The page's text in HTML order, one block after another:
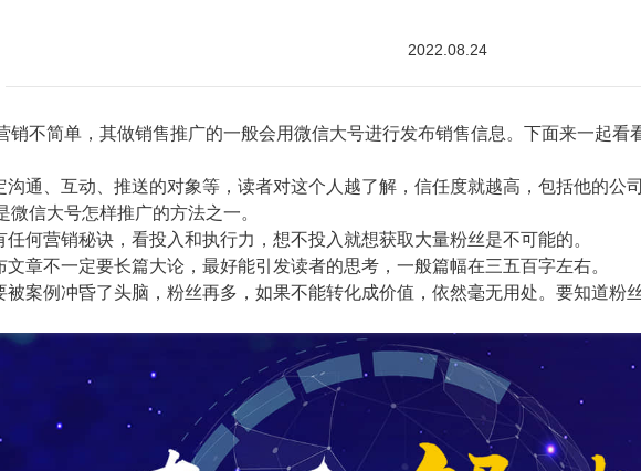
2022.08.24
不简单，其做销售推广的一般会用微信大号进行发布销售信息。下面来一起看
、互动、推送的对象等，读者对这个人越了解，信任度就越高，包括他的公
微信大号怎样推广的方法之一。
营销秘诀，看投入和执行力，想不投入就想获取大量粉丝是不可能的。
不一定要长篇大论，最好能引发读者的思考，一般篇幅在三五百字左右。
例冲昏了头脑，粉丝再多，如果不能转化成价值，依然毫无用处。要知道粉